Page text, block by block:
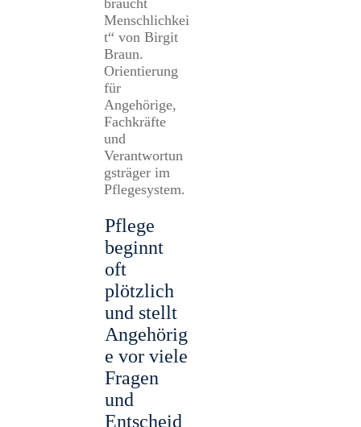
Pflege
beginnt
oft
plötzlich
und stellt
Angehörig
e vor viele
Fragen
und
Entscheid